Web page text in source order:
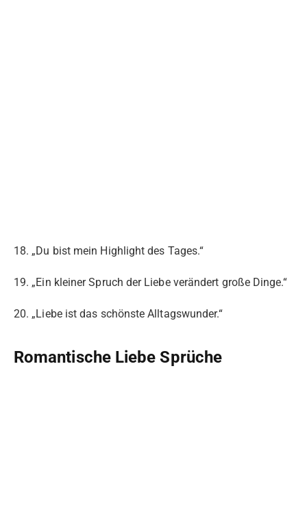
18. „Du bist mein Highlight des Tages.“
19. „Ein kleiner Spruch der Liebe verändert große Dinge.“
20. „Liebe ist das schönste Alltagswunder.“
Romantische Liebe Sprüche